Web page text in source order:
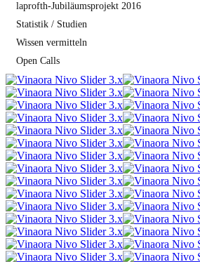
laprofth-Jubiläumsprojekt 2016
Statistik / Studien
Wissen vermitteln
Open Calls